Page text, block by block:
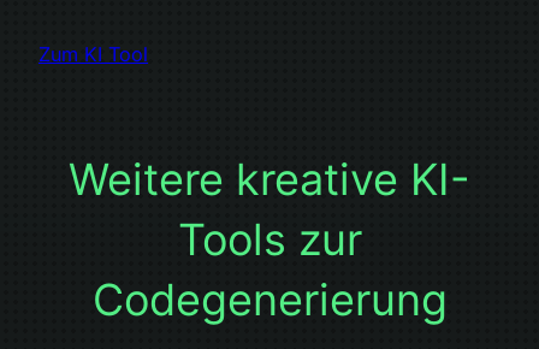
Zum KI Tool
Weitere kreative KI-
Tools zur
Codegenerierung